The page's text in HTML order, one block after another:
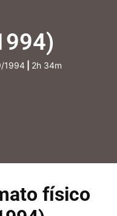
1994
2h 34m
físico